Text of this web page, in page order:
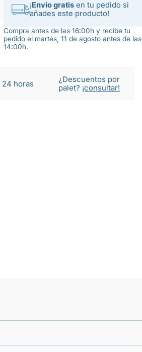
¡Envío gratisen tu pedido si
añades este producto!
Compra antes de las 16:00h y recibe tu
pedido el martes, 11 de agosto antes de las
14:00h.
24 horas
¿Descuentos por
palet? ¡consultar!